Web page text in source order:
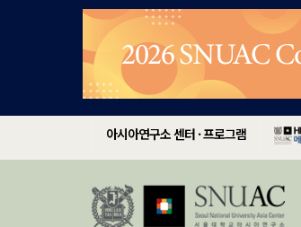
아시아연구소 센터 · 프로그램